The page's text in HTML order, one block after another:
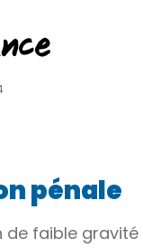
pénale
de faible gravité